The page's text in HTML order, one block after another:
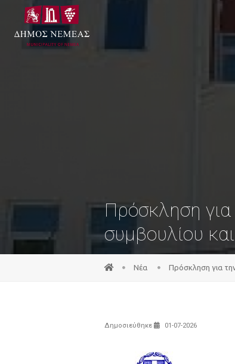
Πρόσκληση
συμβουλίου
Νέα Πρόσκληση για
Δημοσιεύθηκε 01-07-2026